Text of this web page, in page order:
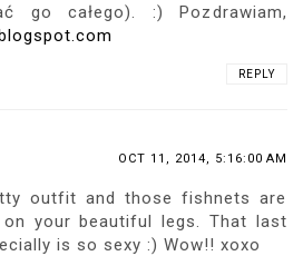
go całego). :) Pozdrawiam,
REPLY
OCT 11, 2014, 5:16:00 AM
outfit and those fishnets are
on your beautiful legs. That last
is so sexy :) Wow!! xoxo